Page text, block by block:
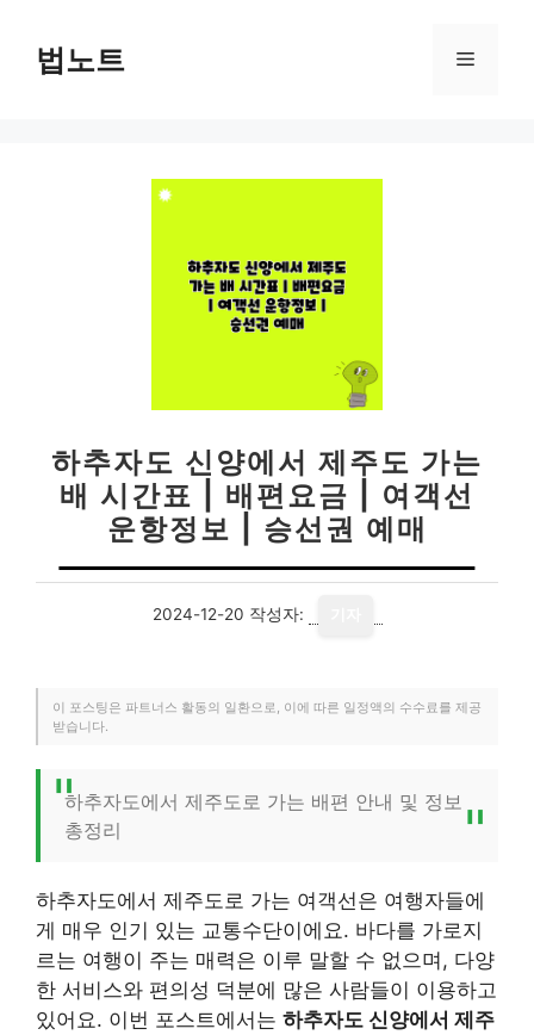
법노트 메
하추자도 신양에서 제주도 가는
배 시간표 | 배편요금 | 여객선
운항정보 | 승선권 예매
2024-12-20 작성자:
이 포스팅은 파트너스 활동의 일환으로, 이에 따른 일정액의 수수료를 제공
받습니다.
하추자도에서 제주도로 가는 배편 안내 및 정보
총정리
하추자도에서 제주도로 가는 여객선은 여행자들에
게 매우 인기 있는 교통수단이에요. 바다를 가로지
르는 여행이 주는 매력은 이루 말할 수 없으며, 다양
한 서비스와 편의성 덕분에 많은 사람들이 이용하고
있어요. 이번 포스트에서는 하추자도 신양에서 제주